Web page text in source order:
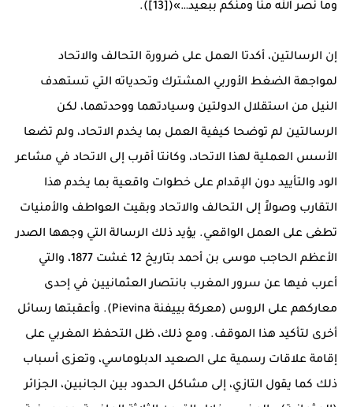
وما نصر الله منا ومنكم ببعيد…»([13]).
إن الرسالتين، أكدتا العمل على ضرورة التحالف والاتحاد
لمواجهة الضغط الأوربي المشترك وتحدياته التي تستهدف
النيل من استقلال الدولتين وسيادتهما ووحدتهما، لكن
الرسالتين لم توضحا كيفية العمل بما يخدم الاتحاد، ولم تضعا
الأسس العملية لهذا الاتحاد، وكانتا أقرب إلى الاتحاد في مشاعر
الود والتأييد دون الإقدام على خطوات واقعية بما يخدم هذا
التقارب وصولاً إلى التحالف والاتحاد وبقيت العواطف والأمنيات
تطغى على العمل الواقعي. يؤيد ذلك الرسالة التي وجهها الصدر
الأعظم الحاجب موسى بن أحمد بتاريخ 12 غشت 1877، والتي
أعرب فيها عن سرور المغرب بانتصار العثمانيين في إحدى
معاركهم على الروس (معركة بييفنة Pievina). وأعقبتها رسائل
أخرى لتأكيد هذا الموقف. ومع ذلك، ظل التحفظ المغربي على
إقامة علاقات رسمية على الصعيد الدبلوماسي، وتعزى أسباب
ذلك كما يقول التازي، إلى مشاكل الحدود بين الجانبين، الجزائر